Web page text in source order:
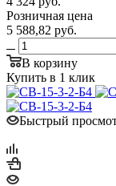
Розничная цена
5 588,82 руб.
В корзину
Купить в 1 клик
Быстрый